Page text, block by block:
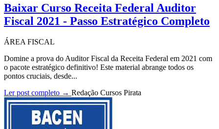
Baixar Curso Receita Federal Auditor
Fiscal 2021 - Passo Estratégico Completo
ÁREA FISCAL
Domine a prova do Auditor Fiscal da Receita Federal em 2021 com
o pacote estratégico definitivo! Este material abrange todos os
pontos cruciais, desde...
Ler post completo → Redação Cursos Pirata